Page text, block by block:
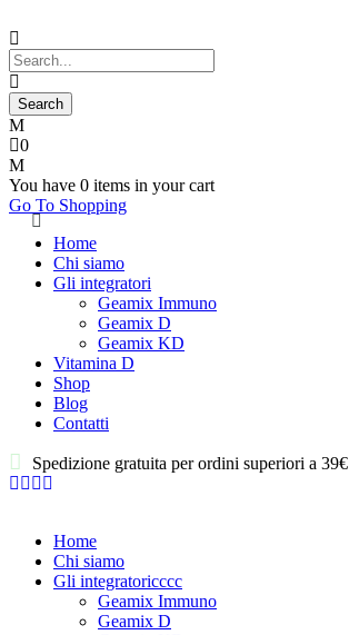
0
You have 0 items in your cart
Go To Shopping
Home
Chi siamo
Gli integratori
Geamix Immuno
Geamix D
Geamix KD
Vitamina D
Shop
Blog
Contatti
Spedizione gratuita per ordini superiori a 39€
Home
Chi siamo
Gli integratoricccc
Geamix Immuno
Geamix D